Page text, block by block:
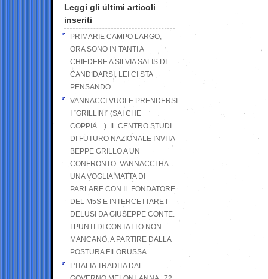
Leggi gli ultimi articoli
inseriti
PRIMARIE CAMPO LARGO,
ORA SONO IN TANTI A
CHIEDERE A SILVIA SALIS DI
CANDIDARSI: LEI CI STA
PENSANDO
VANNACCI VUOLE PRENDERSI
I “GRILLINI” (SAI CHE
COPPIA…). IL CENTRO STUDI
DI FUTURO NAZIONALE INVITA
BEPPE GRILLO A UN
CONFRONTO. VANNACCI HA
UNA VOGLIA MATTA DI
PARLARE CON IL FONDATORE
DEL M5S E INTERCETTARE I
DELUSI DA GIUSEPPE CONTE.
I PUNTI DI CONTATTO NON
MANCANO, A PARTIRE DALLA
POSTURA FILORUSSA
L’ITALIA TRADITA DAL